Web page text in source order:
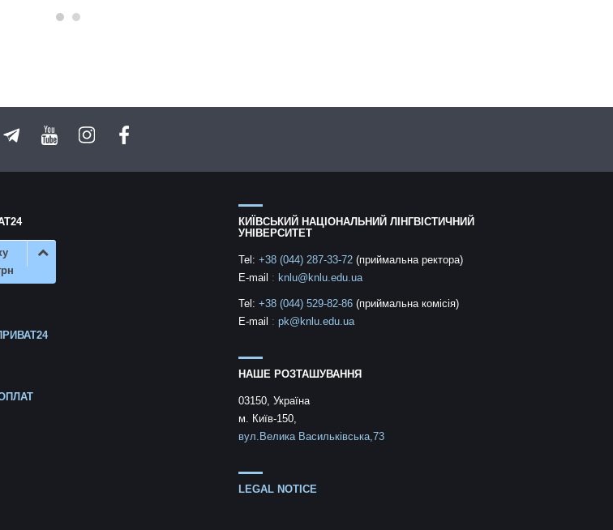
КИЇВСЬКИЙ НАЦІОНАЛЬНИЙ ЛІНГВІСТИЧНИЙ
УНІВЕРСИТЕТ
Tel: +38 (044) 287-33-72 (приймальна ректора)
E-mail : knlu@knlu.edu.ua
Tel: +38 (044) 529-82-86 (приймальна комісія)
E-mail : pk@knlu.edu.ua
НАШЕ РОЗТАШУВАННЯ
03150, Україна
м. Київ-150,
вул.Велика Васильківська,73
LEGAL NOTICE